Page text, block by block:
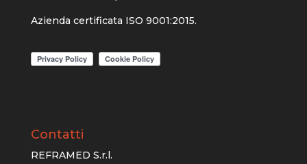
Azienda certificata ISO 9001:2015.
Contatti
REFRAMED S.r.l.